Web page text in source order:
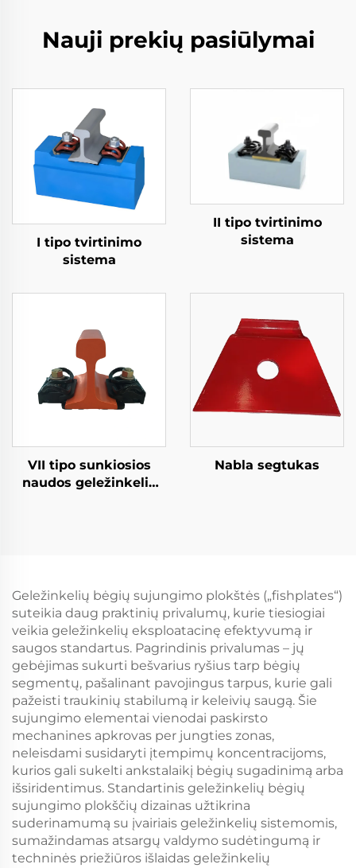
Nauji prekių pasiūlymai
I tipo tvirtinimo
sistema
II tipo tvirtinimo
sistema
VII tipo sunkiosios
naudos geležinkelio
Nabla segtukas
Geležinkelių bėgių sujungimo plokštės („fishplates“)
suteikia daug praktinių privalumų, kurie tiesiogiai
veikia geležinkelių eksploatacinę efektyvumą ir
saugos standartus. Pagrindinis privalumas – jų
gebėjimas sukurti bešvarius ryšius tarp bėgių
segmentų, pašalinant pavojingus tarpus, kurie gali
pažeisti traukinių stabilumą ir keleivių saugą. Šie
sujungimo elementai vienodai paskirsto
mechanines apkrovas per jungties zonas,
neleisdami susidaryti įtempimų koncentracijoms,
kurios gali sukelti ankstalaikį bėgių sugadinimą arba
išsiridentimus. Standartinis geležinkelių bėgių
sujungimo plokščių dizainas užtikrina
suderinamumą su įvairiais geležinkelių sistemomis,
sumažindamas atsargų valdymo sudėtingumą ir
techninės priežiūros išlaidas geležinkelių